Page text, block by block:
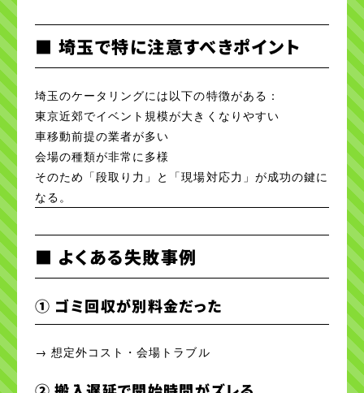
■ 埼玉で特に注意すべきポイント
埼玉のケータリングには以下の特徴がある：
東京近郊でイベント規模が大きくなりやすい
車移動前提の業者が多い
会場の種類が非常に多様
そのため「段取り力」と「現場対応力」が成功の鍵に
なる。
■ よくある失敗事例
① ゴミ回収が別料金だった
→ 想定外コスト・会場トラブル